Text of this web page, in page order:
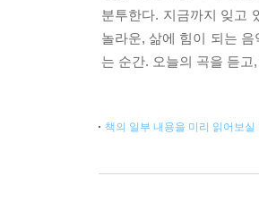
분투한다. 지금까지 잊고
놀라운, 삶에 힘이 되는
는 순간. 오늘의 곡을 듣
책의 일부 내용을 미리 읽어보실